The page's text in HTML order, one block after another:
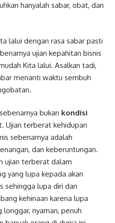
hanyalah sabar, obat, dan
lalui dengan rasa sabar pasti
ujian kepahitan bisnis
Kita lalui. Asalkan tadi,
menanti waktu sembuh
bukan kondisi
Ujian terberat kehidupan
sebenarnya adalah
dan keberuntungan.
ujian terberat dalam
yang lupa kepada akan
sehingga lupa diri dan
kehinaan karena lupa
longgar, nyaman, penuh